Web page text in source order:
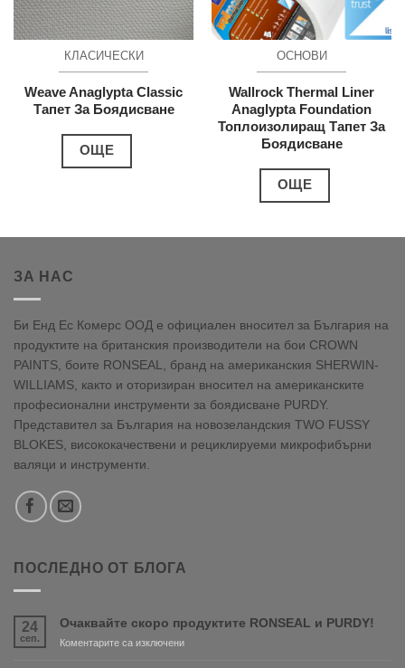
КЛАСИЧЕСКИ
Weave Anaglypta Classic
Тапет За Боядисване
ОЩЕ
ОСНОВИ
Wallrock Thermal Liner
Anaglypta Foundation
Топлоизолиращ Тапет За
Боядисване
ОЩЕ
ЗА НАС
Би Енд Ес Комерс ООД е официален вносител за България на
продуктите на британския производители на бои CROWN
PAINTS, боите RONSEAL, бранд на американския SHERWIN-
WILLIAMS, както и оторизиран вносител на американските
професионални инструменти за боядисване PURDY.
Представител за България на новозеландския TWO FUSSY
BLOKES, висококачествени и рециклируеми микрофибърни
валяци и инструменти.
ПОСЛЕДНО ОТ БЛОГА
24
сеп.
Очаквайте скоро продуктите RONSEAL и PURDY!
Коментарите са изключениза